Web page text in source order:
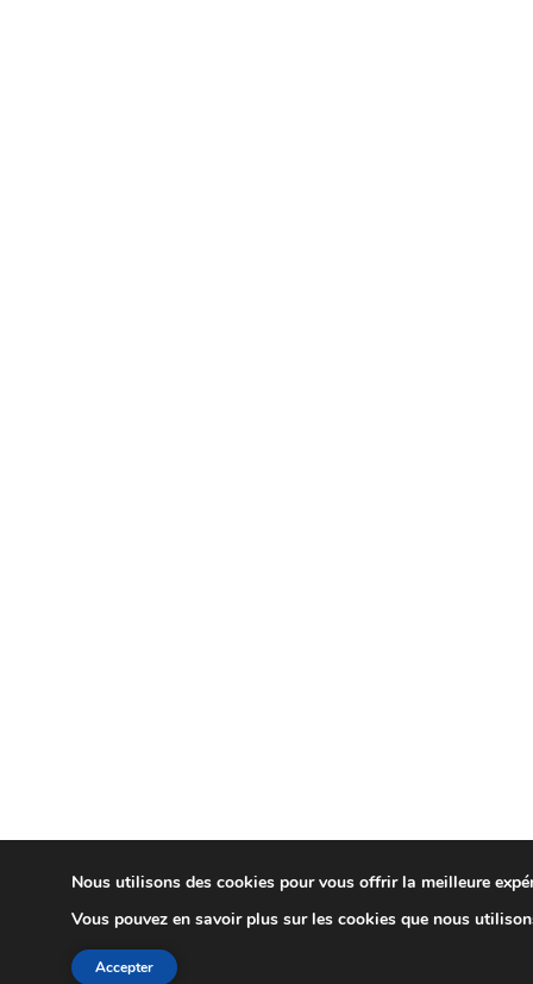
Nous utilisons des cookies pour vous offrir la meilleure
Vous pouvez en savoir plus sur les cookies que nous
Accepter